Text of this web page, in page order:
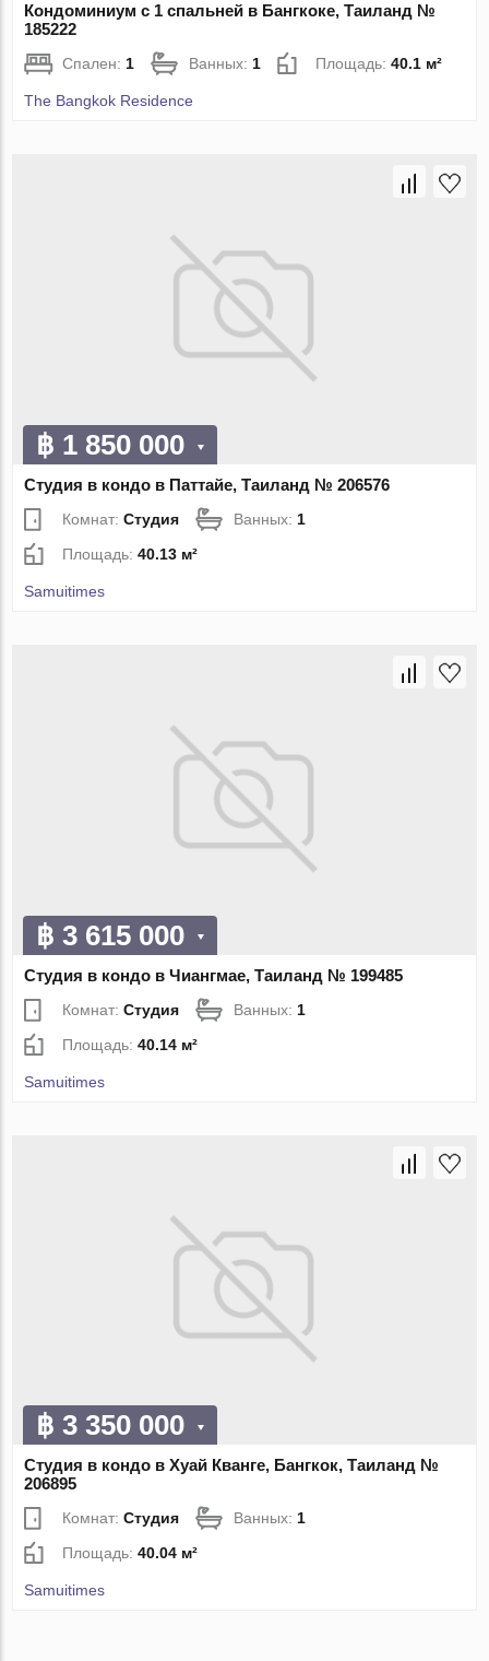
Кондоминиум с 1 спальней в Бангкоке, Таиланд №
185222
Спален:1 Ванных:1 Площадь:40.1 м²
The Bangkok Residence
฿ 1 850 000
Студия в кондо в Паттайе, Таиланд № 206576
Комнат:Студия Ванных: 1
Площадь:40.13 м²
Samuitimes
฿ 3 615 000
Студия в кондо в Чиангмае, Таиланд № 199485
Комнат:Студия Ванных: 1
Площадь:40.14 м²
Samuitimes
฿ 3 350 000
Студия в кондо в Хуай Кванге, Бангкок, Таиланд №
206895
Комнат:Студия Ванных:1
Площадь:40.04 м²
Samuitimes